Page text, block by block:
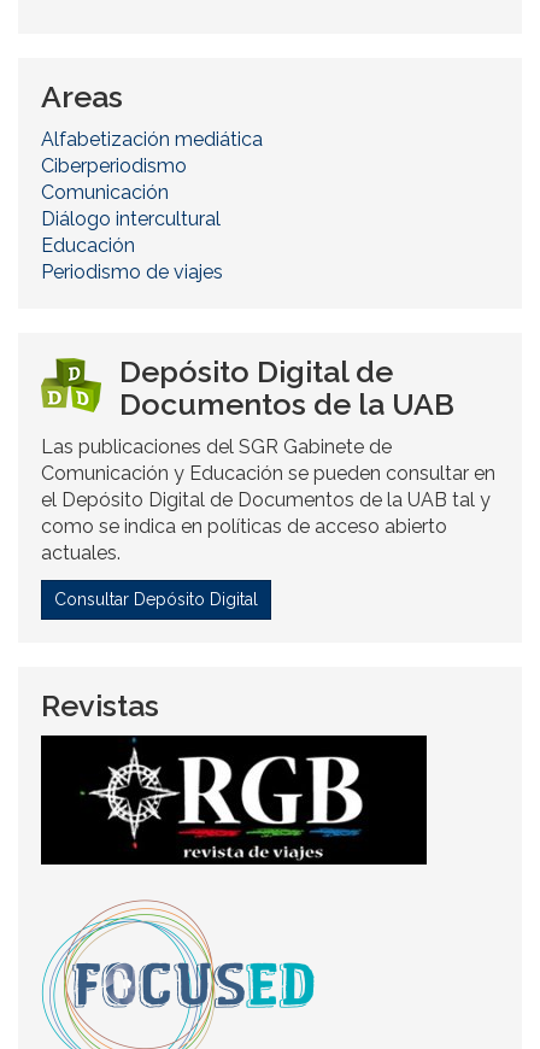
Areas
Alfabetización mediática
Ciberperiodismo
Comunicación
Diálogo intercultural
Educación
Periodismo de viajes
Depósito Digital de
Documentos de la UAB
Las publicaciones del SGR Gabinete de
Comunicación y Educación se pueden consultar en
el Depósito Digital de Documentos de la UAB tal y
como se indica en políticas de acceso abierto
actuales.
Consultar Depósito Digital
Revistas